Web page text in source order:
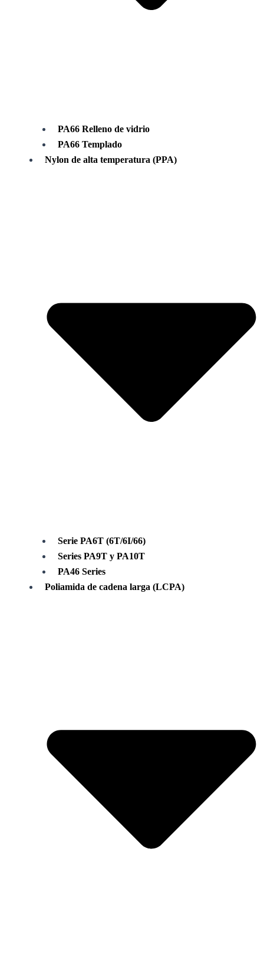
PA66 Relleno de vidrio
PA66 Templado
Nylon de alta temperatura (PPA)
Serie PA6T (6T/6I/66)
Series PA9T y PA10T
PA46 Series
Poliamida de cadena larga (LCPA)